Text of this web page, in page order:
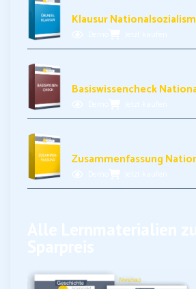
Klausur
Basiswissencheck
Zusammenfassung